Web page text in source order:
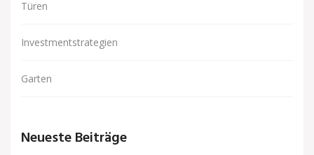
Türen
Investmentstrategien
Garten
Neueste Beiträge